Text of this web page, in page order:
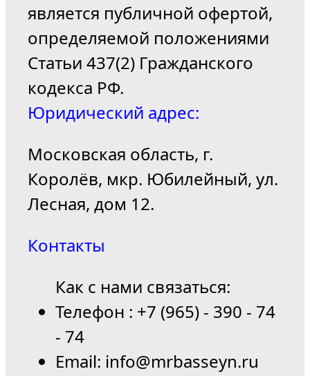
является публичной офертой,
определяемой положениями
Статьи 437(2) Гражданского
кодекса РФ.
Юридический адрес:
Московская область, г.
Королёв, мкр. Юбилейный, ул.
Лесная, дом 12.
Контакты
Как с нами связаться:
Телефон : +7 (965) - 390 - 74
- 74
Email: info@mrbasseyn.ru